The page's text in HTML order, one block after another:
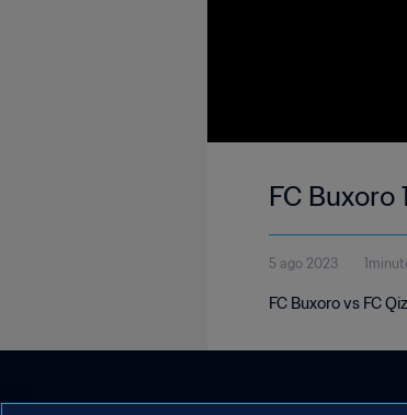
FC
5 ago 2023
FC Buxoro vs FC